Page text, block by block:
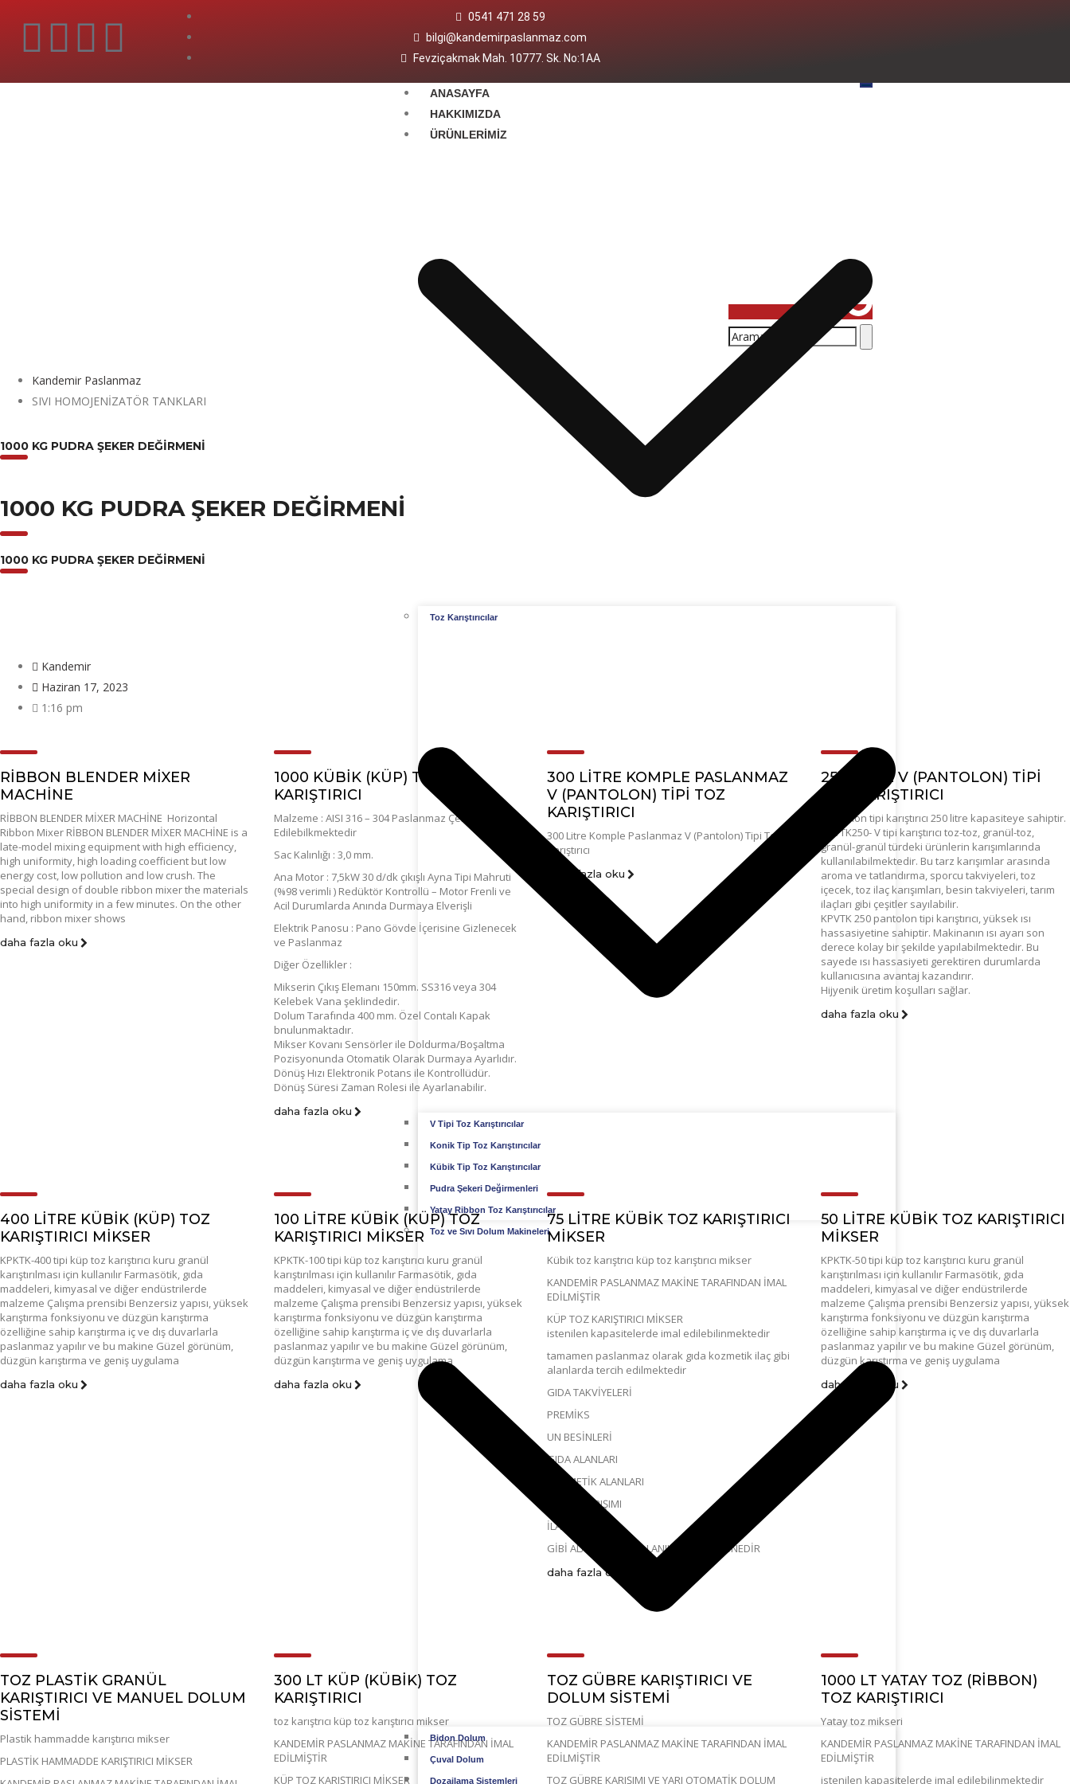
0541 471 28 59
bilgi@kandemirpaslanmaz.com
Fevziçakmak Mah. 10777. Sk. No:1AA
ANASAYFA
HAKKIMIZDA
ÜRÜNLERIMIZ
Toz Karıştırıcılar
V Tipi Toz Karıştırıcılar
Konik Tip Toz Karıştırıcılar
Kübik Tip Toz Karıştırıcılar
Pudra Şekeri Değirmenleri
Yatay Ribbon Toz Karıştırıcılar
Toz ve Sıvı Dolum Makineleri
Bidon Dolum
Çuval Dolum
Dozajlama Sistemleri
Kandemir Paslanmaz
SIVI HOMOJENİZATÖR TANKLARI
1000 KG PUDRA ŞEKER DEĞIRMENI
1000 KG PUDRA ŞEKER DEĞIRMENI
1000 KG PUDRA ŞEKER DEĞIRMENI
Kandemir
Haziran 17, 2023
1:16 pm
RİBBON BLENDER MİXER
MACHİNE
RİBBON BLENDER MİXER MACHİNE Horizontal
Ribbon Mixer RİBBON BLENDER MİXER MACHİNE is a
late-model mixing equipment with high efficiency,
high uniformity, high loading coefficient but low
energy cost, low pollution and low crush. The
special design of double ribbon mixer the materials
into high uniformity in a few minutes. On the other
hand, ribbon mixer shows
daha fazla oku
1000 KÜBİK (KÜP) TİPİ TOZ
KARIŞTIRICI
Malzeme : AISI 316 – 304 Paslanmaz Çelik İmal
Edilebilkmektedir
Sac Kalınlığı : 3,0 mm.
Ana Motor : 7,5kW 30 d/dk çıkışlı Ayna Tipi Mahruti
(%98 verimli ) Redüktör Kontrollü – Motor Frenli ve
Acil Durumlarda Anında Durmaya Elverişli
Elektrik Panosu : Pano Gövde İçerisine Gizlenecek
ve Paslanmaz
Diğer Özellikler :
Mikserin Çıkış Elemanı 150mm. SS316 veya 304
Kelebek Vana şeklindedir.
Dolum Tarafında 400 mm. Özel Contalı Kapak
bnulunmaktadır.
Mikser Kovanı Sensörler ile Doldurma/Boşaltma
Pozisyonunda Otomatik Olarak Durmaya Ayarlıdır.
Dönüş Hızı Elektronik Potans ile Kontrollüdür.
Dönüş Süresi Zaman Rolesi ile Ayarlanabilir.
daha fazla oku
300 LITRE KOMPLE PASLANMAZ
V (PANTOLON) TIPI TOZ
KARIŞTIRICI
300 Litre Komple Paslanmaz V (Pantolon) Tipi Toz
Karıştırıcı
daha fazla oku
250 LITRE V (PANTOLON) TIPI
TOZ KARIŞTIRICI
pantolon tipi karıştırıcı 250 litre kapasiteye sahiptir.
KPVTK250- V tipi karıştırıcı toz-toz, granül-toz,
granül-granül türdeki ürünlerin karışımlarında
kullanılabilmektedir. Bu tarz karışımlar arasında
aroma ve tatlandırma, sporcu takviyeleri, toz
içecek, toz ilaç karışımları, besin takviyeleri, tarım
ilaçları gibi çeşitler sayılabilir.
KPVTK 250 pantolon tipi karıştırıcı, yüksek ısı
hassasiyetine sahiptir. Makinanın ısı ayarı son
derece kolay bir şekilde yapılabilmektedir. Bu
sayede ısı hassasiyeti gerektiren durumlarda
kullanıcısına avantaj kazandırır.
Hijyenik üretim koşulları sağlar.
daha fazla oku
400 LİTRE KÜBİK (KÜP) TOZ
KARIŞTIRICI MİKSER
KPKTK-400 tipi küp toz karıştırıcı kuru granül
karıştırılması için kullanılır Farmasötik, gıda
maddeleri, kimyasal ve diğer endüstrilerde
malzeme Çalışma prensibi Benzersiz yapısı, yüksek
karıştırma fonksiyonu ve düzgün karıştırma
özelliğine sahip karıştırma iç ve dış duvarlarla
paslanmaz yapılır ve bu makine Güzel görünüm,
düzgün karıştırma ve geniş uygulama
daha fazla oku
100 LİTRE KÜBİK (KÜP) TOZ
KARIŞTIRICI MİKSER
KPKTK-100 tipi küp toz karıştırıcı kuru granül
karıştırılması için kullanılır Farmasötik, gıda
maddeleri, kimyasal ve diğer endüstrilerde
malzeme Çalışma prensibi Benzersiz yapısı, yüksek
karıştırma fonksiyonu ve düzgün karıştırma
özelliğine sahip karıştırma iç ve dış duvarlarla
paslanmaz yapılır ve bu makine Güzel görünüm,
düzgün karıştırma ve geniş uygulama
daha fazla oku
75 LİTRE KÜBİK TOZ KARIŞTIRICI
MİKSER
Kübik toz karıştrıcı küp toz karıştırıcı mikser
KANDEMİR PASLANMAZ MAKİNE TARAFINDAN İMAL
EDİLMİŞTİR
KÜP TOZ KARIŞTIRICI MİKSER
istenilen kapasitelerde imal edilebilinmektedir
tamamen paslanmaz olarak gıda kozmetik ilaç gibi
alanlarda tercih edilmektedir
GIDA TAKVİYELERİ
PREMİKS
UN BESİNLERİ
GIDA ALANLARI
KOZMETİK ALANLARI
KAHVE KARIŞIMI
İLAÇ KARIŞIMI
GİBİ ALANLARDA KULLANILAN BİR MAKİNEDİR
daha fazla oku
50 LİTRE KÜBİK TOZ KARIŞTIRICI
MİKSER
KPKTK-50 tipi küp toz karıştırıcı kuru granül
karıştırılması için kullanılır Farmasötik, gıda
maddeleri, kimyasal ve diğer endüstrilerde
malzeme Çalışma prensibi Benzersiz yapısı, yüksek
karıştırma fonksiyonu ve düzgün karıştırma
özelliğine sahip karıştırma iç ve dış duvarlarla
paslanmaz yapılır ve bu makine Güzel görünüm,
düzgün karıştırma ve geniş uygulama
daha fazla oku
TOZ PLASTİK GRANÜL
KARIŞTIRICI VE MANUEL DOLUM
SİSTEMİ
Plastik hammadde karıştırıcı mikser
PLASTİK HAMMADDE KARIŞTIRICI MİKSER
300 LT KÜP (KÜBIK) TOZ
KARIŞTIRICI
toz karıştrıcı küp toz karıştırıcı mikser
KANDEMİR PASLANMAZ MAKİNE TARAFINDAN İMAL
EDİLMİŞTİR
KÜP TOZ KARIŞTIRICI MİKSER
TOZ GÜBRE KARIŞTIRICI VE
DOLUM SİSTEMİ
TOZ GÜBRE SİSTEMİ
KANDEMİR PASLANMAZ MAKİNE TARAFINDAN İMAL
EDİLMİŞTİR
TOZ GÜBRE KARIŞIMI VE YARI OTOMATİK DOLUM
1000 LT YATAY TOZ (RİBBON)
TOZ KARIŞTIRICI
Yatay toz mikseri
KANDEMİR PASLANMAZ MAKİNE TARAFINDAN İMAL
EDİLMİŞTİR
istenilen kapasitelerde imal edilebilinmektedir